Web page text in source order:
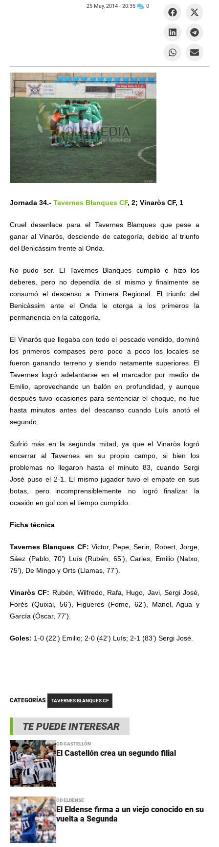
TE PUEDE INTERESAR
CD CASTELLÓN
El Castellón crea un segundo filial
CD ELDENSE
El Eldense firma a un viejo conocido en su
vuelta a Segunda
Jornada 34.- Tavernes Blanques CF, 2; Vinaròs CF, 1
Cruel desenlace para el Tavernes Blanques que pese a
ganar al Vinaròs, desciende de categoría, debido al triunfo
del Benicàssim frente al Onda.
No pudo ser. El Tavernes Blanques cumplió e hizo los
deberes, pero no dependía de sí mismo y finalmente se
consumó el descenso a Primera Regional. El triunfo del
Benicàssim ante el Onda le otorga a los primeros la
permanencia en la categoría.
El Vinaròs que llegaba con todo el pescado vendido, dominó
los primeros compases pero poco a poco los locales se
fueron ganando terreno y siendo netamente superiores. El
Tavernes logró adelantarse en el marcador por medio de
Emilio, aprovechando un balón en profundidad, y aunque
después tuvo ocasiones para sentenciar el choque, no fue
hasta minutos antes del descanso cuando Luís anotó el
segundo.
Sufrió más en la segunda mitad, ya que el Vinaròs logró
encerrar al Tavernes en su propio campo, si bien los
problemas no llegaron hasta el minuto 83, cuando Sergi
José puso el 2-1. El mismo jugador tuvo el empate en sus
botas, pero incomprensiblemente no logró finalizar la
ocasión en gol con el tiempo cumplido.
Ficha técnica
Tavernes Blanques CF: Victor, Pepe, Serin, Robert, Jorge,
Sáez (Pablo, 70’) Luís (Rubén, 65’), Carles, Emilio (Natxo,
75’), De Mingo y Orts (Llamas, 77’).
Vinaròs CF: Rubén, Wilfredo, Rafa, Hugo, Javi, Sergi José,
Forés (Quixal, 56’), Figueres (Fome, 62’), Manel, Agua y
García (Óscar, 77’).
Goles: 1-0 (22’) Emilio; 2-0 (42’) Luís; 2-1 (83’) Sergi José.
25 May, 2014 - 20:35 0
CATEGORÍAS TAVERNES BLANQUES CF